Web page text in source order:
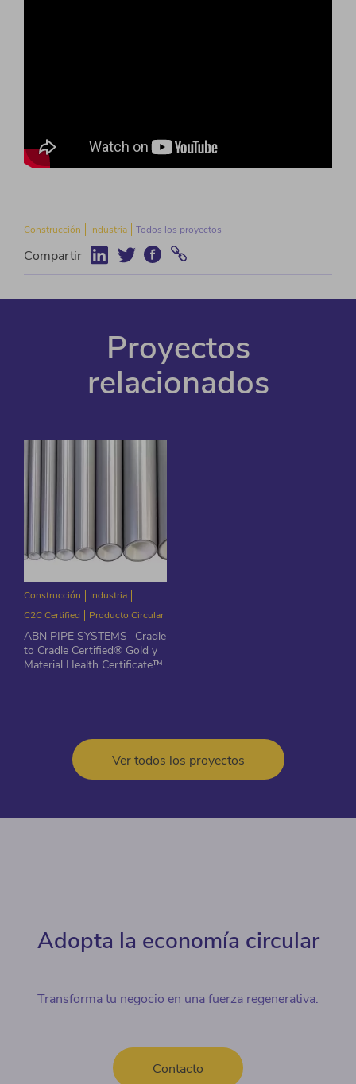
Construcción Industria Todos los proyectos
Compartir
Proyectos
relacionados
Construcción
Industria
C2C Certified
Producto Circular
ABN PIPE SYSTEMS- Cradle
to Cradle Certified® Gold y
Material Health Certificate™
Ver todos los proyectos
Adopta la economía circular
Transforma tu negocio en una fuerza regenerativa.
Contacto